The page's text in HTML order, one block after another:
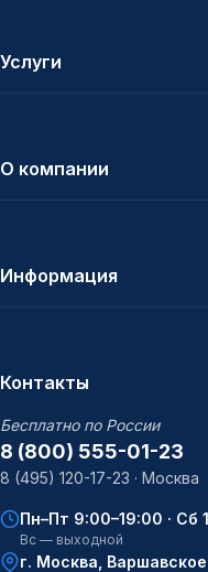
Услуги
О компании
Информация
Контакты
Бесплатно по России
8 (800) 555-01-23
8 (495) 120-17-23 · Москва
Пн–Пт 9:00–19:00 · Сб
Вс — выходной
г. Москва,